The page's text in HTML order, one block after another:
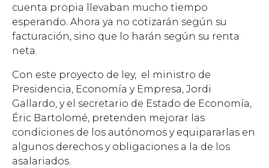
cuenta propia llevaban mucho tiempo
esperando. Ahora ya no cotizarán según su
facturación, sino que lo harán según su renta
neta.
Con este proyecto de ley, el ministro de
Presidencia, Economía y Empresa, Jordi
Gallardo, y el secretario de Estado de Economía,
Éric Bartolomé, pretenden mejorar las
condiciones de los autónomos y equipararlas en
algunos derechos y obligaciones a la de los
asalariados.